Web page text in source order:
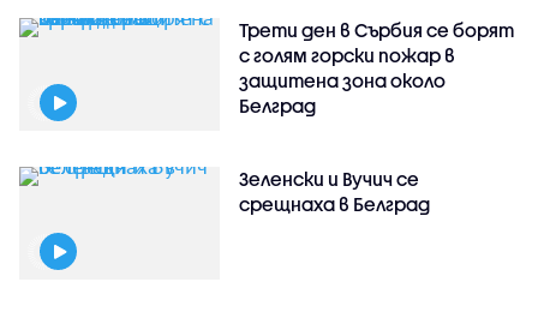
Трети ден в Сърбия се борят
с голям горски пожар в
защитена зона около
Белград
Зеленски и Вучич се
срещнаха в Белград